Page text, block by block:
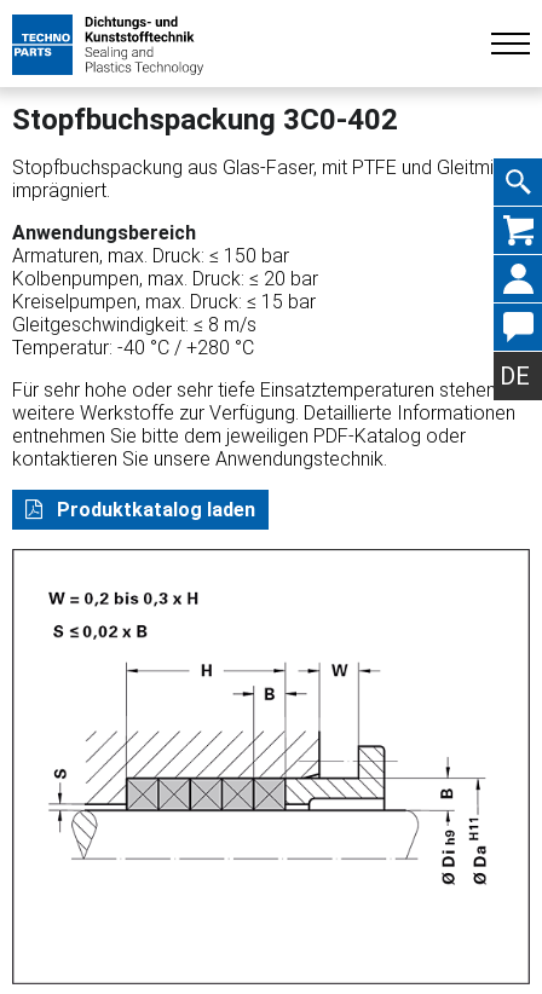
DE
Stopfbuchspackung 3C0-402
Stopfbuchspackung aus Glas-Faser, mit PTFE und Gleitmittel
imprägniert.
Anwendungsbereich
Armaturen, max. Druck: ≤ 150 bar
Kolbenpumpen, max. Druck: ≤ 20 bar
Kreiselpumpen, max. Druck: ≤ 15 bar
Gleitgeschwindigkeit: ≤ 8 m/s
Temperatur: -40 °C / +280 °C
Für sehr hohe oder sehr tiefe Einsatztemperaturen stehen
weitere Werkstoffe zur Verfügung. Detaillierte Informationen
entnehmen Sie bitte dem jeweiligen PDF-Katalog oder
kontaktieren Sie unsere Anwendungstechnik.
Produktkatalog laden